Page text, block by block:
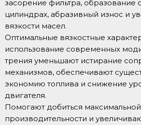
засорение фильтра, образование
цилиндрах, абразивный износ и
вязкости масел.
Оптимальные вязкостные
использование современных
трения уменьшают истирание
механизмов, обеспечивают
экономию топлива и снижение
двигателя.
Помогают добиться максимальной
производительности и